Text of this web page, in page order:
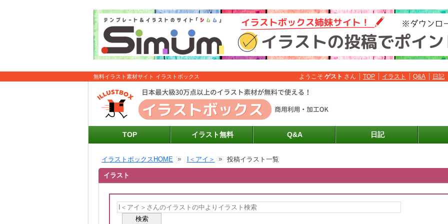
無料イラスト素材サイト イラストボックス ようこそ ゲスト さん TOP イラスト Q&A 日記
TOP イラスト無料 Q&A 日記
イラストボックスHOME I＜アイ＞ 投稿イラスト一覧
イラスト